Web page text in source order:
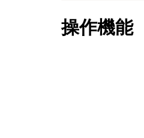
操作機能